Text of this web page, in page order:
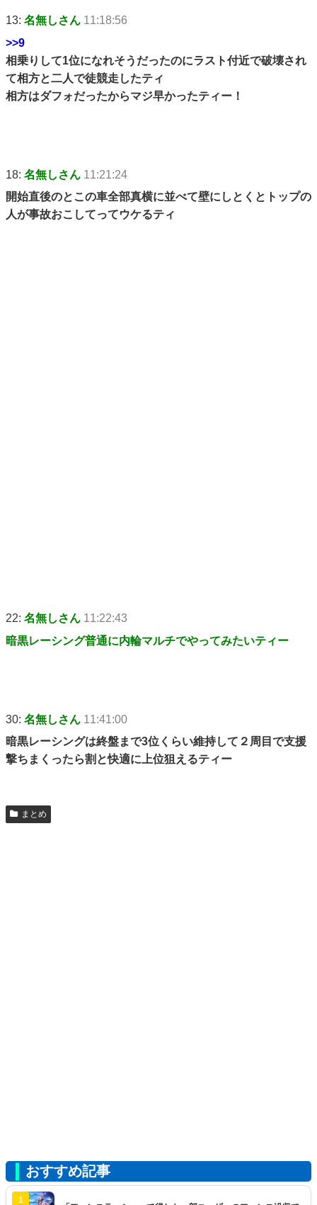
13: 名無しさん 11:18:56
>>9
相乗りして1位になれそうだったのにラスト付近で破壊され
て相方と二人で徒競走したティ
相方はダフォだったからマジ早かったティー！
18: 名無しさん 11:21:24
開始直後のとこの車全部真横に並べて壁にしとくとトップの
人が事故おこしてってウケるティ
22: 名無しさん 11:22:43
暗黒レーシング普通に内輪マルチでやってみたいティー
30: 名無しさん 11:41:00
暗黒レーシングは終盤まで3位くらい維持して２周目で支援
撃ちまくったら割と快適に上位狙えるティー
まとめ
おすすめ記事
1